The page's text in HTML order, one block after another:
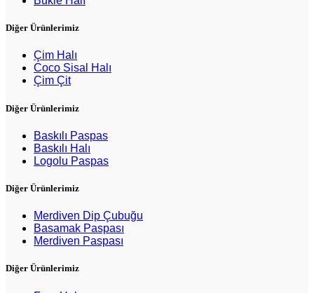
Diğer Ürünlerimiz
Çim Halı
Coco Sisal Halı
Çim Çit
Diğer Ürünlerimiz
Baskılı Paspas
Baskılı Halı
Logolu Paspas
Diğer Ürünlerimiz
Merdiven Dip Çubuğu
Basamak Paspası
Merdiven Paspası
Diğer Ürünlerimiz